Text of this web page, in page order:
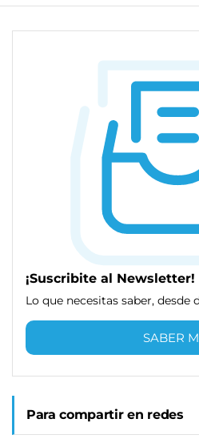
¡Suscribite al Newsletter!
Lo que necesitas saber, desde
SABER
Para compartir en redes